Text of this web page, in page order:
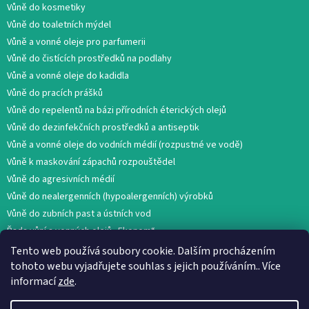
Tento web používá soubory cookie. Dalším procházením
tohoto webu vyjadřujete souhlas s jejich používáním.. Více
informacízde.
Vůně do kosmetiky
Vůně do toaletních mýdel
Vůně a vonné oleje pro parfumerii
Vůně do čistících prostředků na podlahy
Vůně a vonné oleje do kadidla
Vůně do pracích prášků
Vůně do repelentů na bázi přírodních éterických olejů
Vůně do dezinfekčních prostředků a antiseptik
Vůně a vonné oleje do vodních médií (rozpustné ve vodě)
Vůně k maskování zápachů rozpouštědel
Vůně do agresivních médií
Vůně do nealergenních (hypoalergenních) výrobků
Vůně do zubních past a ústních vod
Řada vůní a vonných olejů „Ekonom“